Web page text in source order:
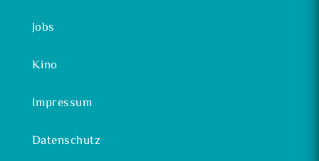
Jobs
Kino
Impressum
Datenschutz